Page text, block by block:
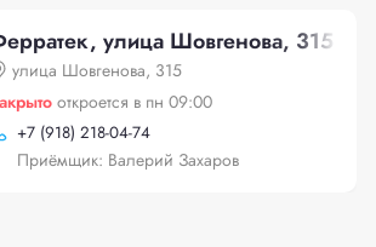
улица Шовгенова, 315
улица Шовгенова, 315
откроется в пн 09:00
+7 (918) 218-04-74
Приёмщик: Валерий Захаров